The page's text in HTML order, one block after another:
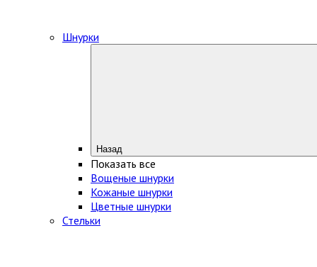
Шнурки
Назад
Показать все
Вощеные шнурки
Кожаные шнурки
Цветные шнурки
Стельки